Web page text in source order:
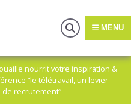
MENU
nourrit votre inspiration &
“le télétravail, un levier
recrutement”